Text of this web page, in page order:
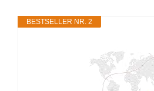
BESTSELLER NR. 2